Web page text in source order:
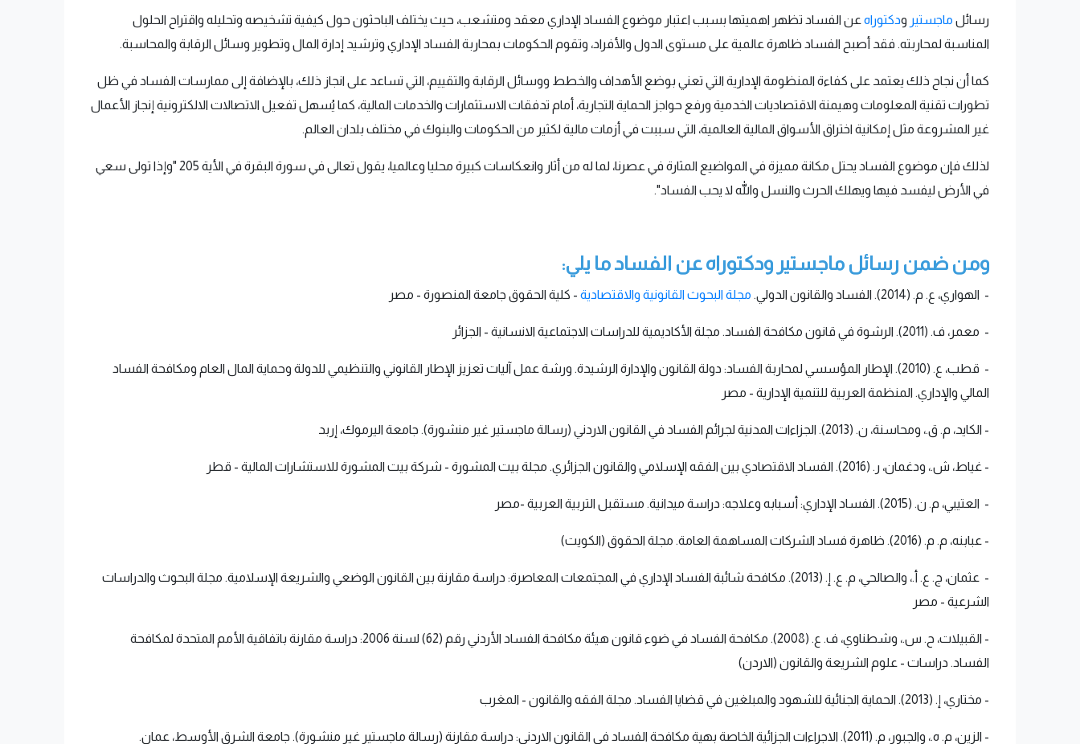
رسائل ماجستير ودكتوراه عن الفساد تظهر اهميتها بسبب اعتبار موضوع الفساد الإداري معقد ومتشعب، حيث يختلف الباحثون حول كيفية تشخيصه وتحليله واقتراح الحلول
المناسبة لمحاربته. فقد أصبح الفساد ظاهرة عالمية على مستوى الدول والأفراد، وتقوم الحكومات بمحاربة الفساد الإداري وترشيد إدارة المال وتطوير وسائل الرقابة والمحاسبة.
كما أن نجاح ذلك يعتمد على كفاءة المنظومة الإدارية التي تعني بوضع الأهداف والخطط ووسائل الرقابة والتقييم، التي تساعد على انجاز ذلك، بالإضافة إلى ممارسات الفساد في ظل
تطورات تقنية المعلومات وهيمنة الاقتصاديات الخدمية ورفع حواجز الحماية التجارية، أمام تدفقات الاستثمارات والخدمات المالية، كما يُسهل تفعيل الاتصالات الالكترونية إنجاز الأعمال
غير المشروعة مثل إمكانية اختراق الأسواق المالية العالمية، التي سببت في أزمات مالية لكثير من الحكومات والبنوك في مختلف بلدان العالم.
لذلك فإن موضوع الفساد يحتل مكانة مميزة في المواضيع المثارة في عصرنا، لما له من أثار وانعكاسات كبيرة محليا وعالميا، يقول تعالى في سورة البقرة في الأية 205 "وإذا تولى سعي
في الأرض ليفسد فيها ويهلك الحرث والنسل والله لا يحب الفساد".
ومن ضمن رسائل ماجستير ودكتوراه عن الفساد ما يلي:
- الهواري، ع. م. (2014). الفساد والقانون الدولي. مجلة البحوث القانونية والاقتصادية - كلية الحقوق جامعة المنصورة - مصر
- معمر، ف. (2011). الرشوة في قانون مكافحة الفساد. مجلة الأكاديمية للدراسات الاجتماعية الانسانية - الجزائر
- قطب، ع. (2010). الإطار المؤسسي لمحاربة الفساد: دولة القانون والإدارة الرشيدة. ورشة عمل آليات تعزيز الإطار القانوني والتنظيمي للدولة وحماية المال العام ومكافحة الفساد
المالي والإداري. المنظمة العربية للتنمية الإدارية - مصر
- الكايد، م. ق.، ومحاسنة، ن. (2013). الجزاءات المدنية لجرائم الفساد في القانون الاردني (رسالة ماجستير غير منشورة). جامعة اليرموك، إربد
- غياط، ش.، ودغمان، ر. (2016). الفساد الاقتصادي بين الفقه الإسلامي والقانون الجزائري. مجلة بيت المشورة - شركة بيت المشورة للاستشارات المالية - قطر
- العتيبي، م. ن. (2015). الفساد الإداري: أسبابه وعلاجه: دراسة ميدانية. مستقبل التربية العربية -مصر
- عبابنه، م. م. (2016). ظاهرة فساد الشركات المساهمة العامة. مجلة الحقوق (الكويت)
- عثمان، ج. ع. أ.، والصالحي، م. ع. إ. (2013). مكافحة شائبة الفساد الإداري في المجتمعات المعاصرة: دراسة مقارنة بين القانون الوضعي والشريعة الإسلامية. مجلة البحوث والدراسات
الشرعية - مصر
- القبيلات، ح. س.، وشطناوي، ف. ع. (2008). مكافحة الفساد في ضوء قانون هيئة مكافحة الفساد الأردني رقم (62) لسنة 2006: دراسة مقارنة باتفاقية الأمم المتحدة لمكافحة
الفساد. دراسات - علوم الشريعة والقانون (الاردن)
- مختاري، إ. (2013). الحماية الجنائية للشهود والمبلغين في قضايا الفساد. مجلة الفقه والقانون - المغرب
- الزين، م. ه.، والجبور، م. (2011). الاجراءات الجزائية الخاصة بهية مكافحة الفساد في القانون الاردني: دراسة مقارنة (رسالة ماجستير غير منشورة). جامعة الشرق الأوسط، عمان.